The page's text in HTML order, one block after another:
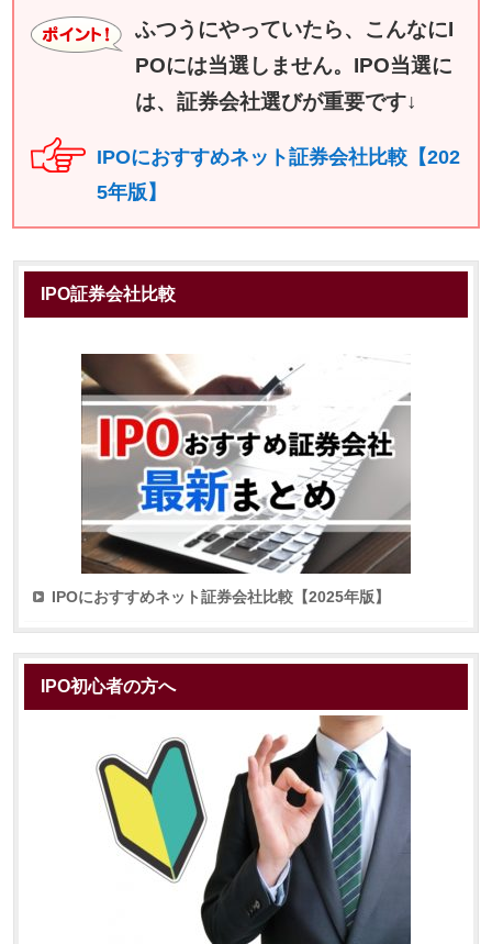
ふつうにやっていたら、こんなにI
POには当選しません。IPO当選に
は、証券会社選びが重要です↓
IPOにおすすめネット証券会社比較【202
5年版】
IPO証券会社比較
IPOにおすすめネット証券会社比較【2025年版】
IPO初心者の方へ